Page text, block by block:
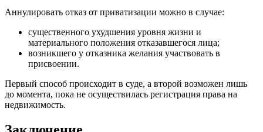
Аннулировать отказ от приватизации можно в случае:
существенного ухудшения уровня жизни и
материального положения отказавшегося лица;
возникшего у отказника желания участвовать в
присвоении.
Первый способ происходит в суде, а второй возможен лишь
до момента, пока не осуществилась регистрация права на
недвижимость.